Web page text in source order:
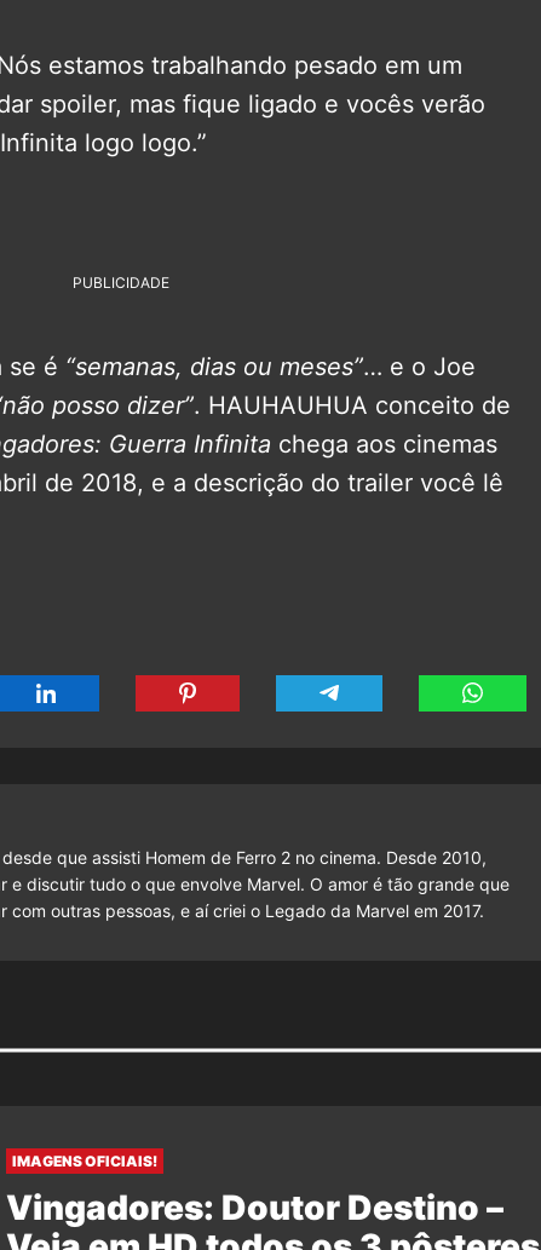
estamos trabalhando pesado em um
spoiler, mas fique ligado e vocês verão
logo logo.”
PUBLICIDADE
se é “semanas, dias ou meses”… e o Joe
posso dizer”. HAUHAUHUA conceito de
Guerra Infinita chega aos cinemas
de 2018, e a descrição do trailer você lê
que assisti Homem de Ferro 2 no cinema. Desde 2010,
e discutir tudo o que envolve Marvel. O amor é tão grande que
com outras pessoas, e aí criei o Legado da Marvel em 2017.
IMAGENS OFICIAIS!
Vingadores: Doutor Destino –